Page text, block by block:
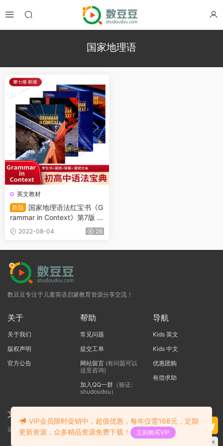
国家地理语
英文教材
新版
国家地理语法红宝书《G
rammar in Context》第7版 教
材+答案+音频
2022-08-04 26
数豆豆专注于儿童英语启蒙教育资源分享交流！
关于
关于我们
版权声明
官方公告
帮助
常见问题
提交工单
网站留言(有问题可以
这里咨询)
加入QQ一群（验证:
shudoudou）
导航
Kids 英文
Kids 中文
优惠团购
有偿求助
文本标题
这里输入代码
VIP会员限时促销中，超值优惠，每年仅需168元，定期
更新资源，众多精品资源免费下载！
立刻购买VIP